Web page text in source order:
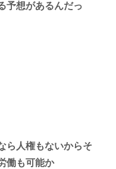
予想があるんだっ
ら人権もないからそ
働も可能か